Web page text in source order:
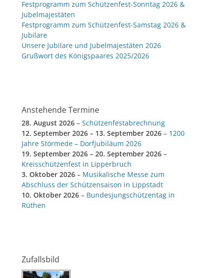
Festprogramm zum Schützenfest-Sonntag 2026 &
Jubelmajestäten
Festprogramm zum Schützenfest-Samstag 2026 &
Jubilare
Unsere Jubilare und Jubelmajestäten 2026
Grußwort des Königspaares 2025/2026
Anstehende Termine
28. August 2026 – Schützenfestabrechnung
12. September 2026 – 13. September 2026 – 1200
Jahre Störmede – Dorfjubiläum 2026
19. September 2026 – 20. September 2026 –
Kreisschützenfest in Lipperbruch
3. Oktober 2026 – Musikalische Messe zum
Abschluss der Schützensaison in Lippstadt
10. Oktober 2026 – Bundesjungschützentag in
Rüthen
Zufallsbild